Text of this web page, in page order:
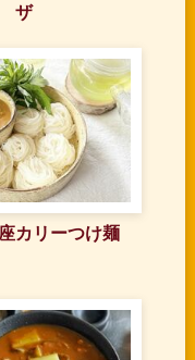
ザ
カリーつけ麺